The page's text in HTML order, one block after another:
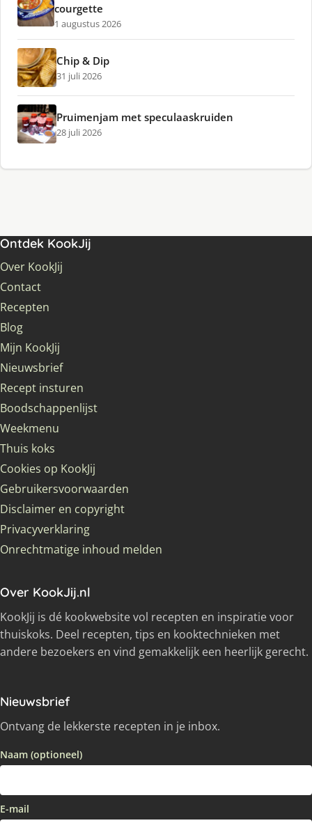
courgette
1 augustus 2026
Chip & Dip
31 juli 2026
Pruimenjam met speculaaskruiden
28 juli 2026
Ontdek KookJij
Over KookJij
Contact
Recepten
Blog
Mijn KookJij
Nieuwsbrief
Recept insturen
Boodschappenlijst
Weekmenu
Thuis koks
Cookies op KookJij
Gebruikersvoorwaarden
Disclaimer en copyright
Privacyverklaring
Onrechtmatige inhoud melden
Over KookJij.nl
KookJij is dé kookwebsite vol recepten en inspiratie voor
thuiskoks. Deel recepten, tips en kooktechnieken met
andere bezoekers en vind gemakkelijk een heerlijk gerecht.
Nieuwsbrief
Ontvang de lekkerste recepten in je inbox.
Naam (optioneel)
E-mail